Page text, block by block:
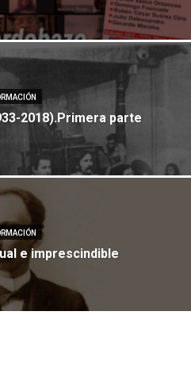
2018).Primera parte
e imprescindible